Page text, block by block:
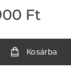
Ft
Kosárba